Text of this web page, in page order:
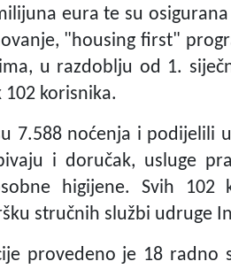
eura te su
"housing first"
u razdoblju od 1.
korisnika.
7.588 noćenja i podijelili
i doručak, usluge
higijene. Svih
stručnih službi udruge
provedeno je 18 radno